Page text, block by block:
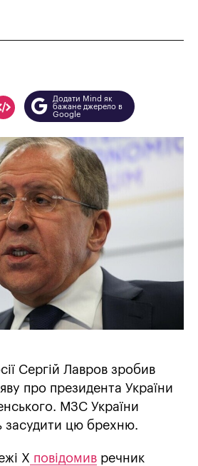
Додати Mind як
бажане джерело в
Google
Сергій Лавров зробив
про президента України
МЗС України
засудити цю брехню.
Х повідомив речник